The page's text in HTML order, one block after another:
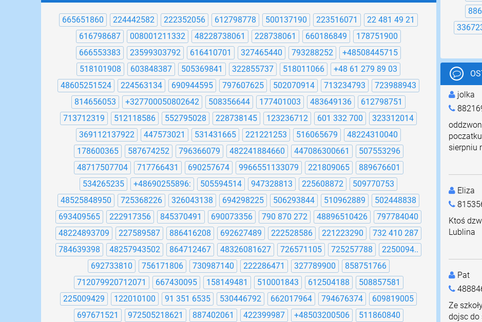
665651860 224442582 222352056 612798778 500137190 223516071
22 481 49 21
616798687
008001211332 48228738061 228738061 660186849
178751900
666553383
23599303792 616410701 327465440 793288252
+48508445715
518101908
603848387 505369841 322855737 518011066
+48 61 279 89 03
48605251524
224563134 690944595 797607625 502070914 713234793
723988943
814656053
+327700050802642 508356644 177401003 483649136
612798751
713712319
512118586 552795028 228738145 123236712 601 332 700
323312014
369112137922
447573021 531431665 221221253 516065679
48224310040
178600365
587674252 796366079 482241884660 447086300661
507553296
48717507704
717766431 690257674 9966551133079 221809065
889676601
534265235
+48690255896: 505594514 947328813 225608872
509770753
48525848950
725368226 326043138 694298225 506293844 510962889
502448838
693409565
222917356 845370491 690073356 790 870 272 48896510426
797784040
48224893709
227589587 886416208 692627489 222528586 221223290
732 410 287
784639398
48257943502 864712467 48326081627 726571105 725257788
2250094..
692733810
756171806 730987140 222286471 327789900
858751766
712079920712071
667430095 158149481 510001843 612504188
508857581
225009429
122010100 91 351 6535 530446792 662017964 794676374
609819005
697671521
972505218621 887402061 422399987 +48503200506
511860840
jolka
sierpniu
Eliza
Ktoś
Lublina
Pat
Ze
dojsc do